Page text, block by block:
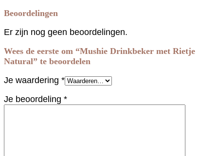
Beoordelingen
Er zijn nog geen beoordelingen.
Wees de eerste om “Mushie Drinkbeker met Rietje
Natural” te beoordelen
Je waardering *
Je beoordeling *